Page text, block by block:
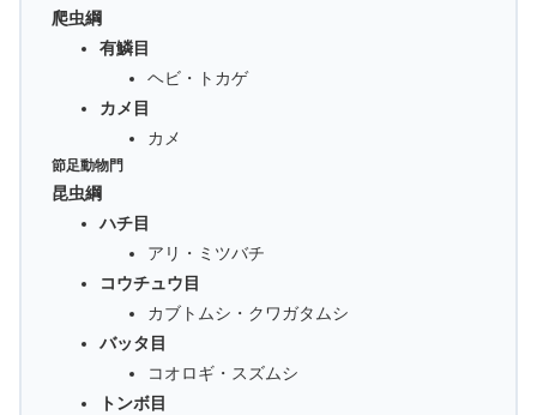
爬虫綱
有鱗目
ヘビ・トカゲ
カメ目
カメ
節足動物門
昆虫綱
ハチ目
アリ・ミツバチ
コウチュウ目
カブトムシ・クワガタムシ
バッタ目
コオロギ・スズムシ
トンボ目